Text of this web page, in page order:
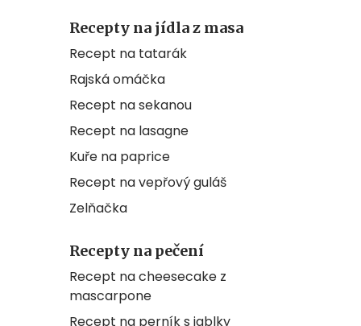
Recepty na jídla z masa
Recept na tatarák
Rajská omáčka
Recept na sekanou
Recept na lasagne
Kuře na paprice
Recept na vepřový guláš
Zelňačka
Recepty na pečení
Recept na cheesecake z
mascarpone
Recept na perník s jablky